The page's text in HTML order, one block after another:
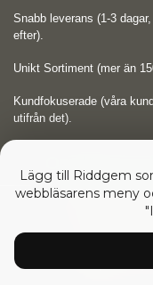
Snabb leverans (1-3
efter).
Unikt Sortiment (mer än
Kundfokuserade (våra
utifrån det).
Copyright © 2026
52940764
Lägg till Riddgem
webbläsarens meny